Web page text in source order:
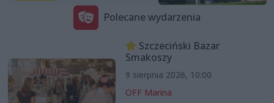
Polecane wydarzenia
Szczeciński Bazar
Smakoszy
9 sierpnia 2026, 10:00
OFF Marina